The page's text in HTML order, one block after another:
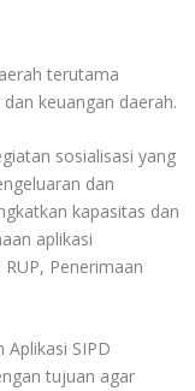
terutama
keuangan daerah.
sosialisasi yang
dan
kapasitas dan
aplikasi
Penerimaan
SIPD
tujuan agar